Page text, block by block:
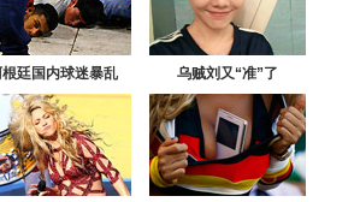
廷国内球迷暴乱 乌贼刘又“准”了